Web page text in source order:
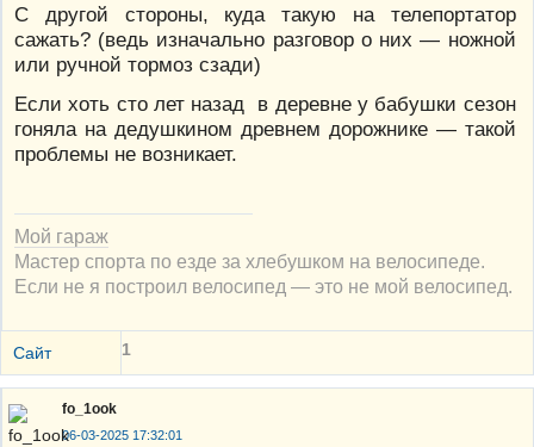
С другой стороны, куда такую на телепортатор
сажать? (ведь изначально разговор о них — ножной
или ручной тормоз сзади)
Если хоть сто лет назад в деревне у бабушки сезон
гоняла на дедушкином древнем дорожнике — такой
проблемы не возникает.
Мой гараж
Мастер спорта по езде за хлебушком на велосипеде.
Если не я построил велосипед — это не мой велосипед.
Сайт 1
fo_1ook
06-03-2025 17:32:01